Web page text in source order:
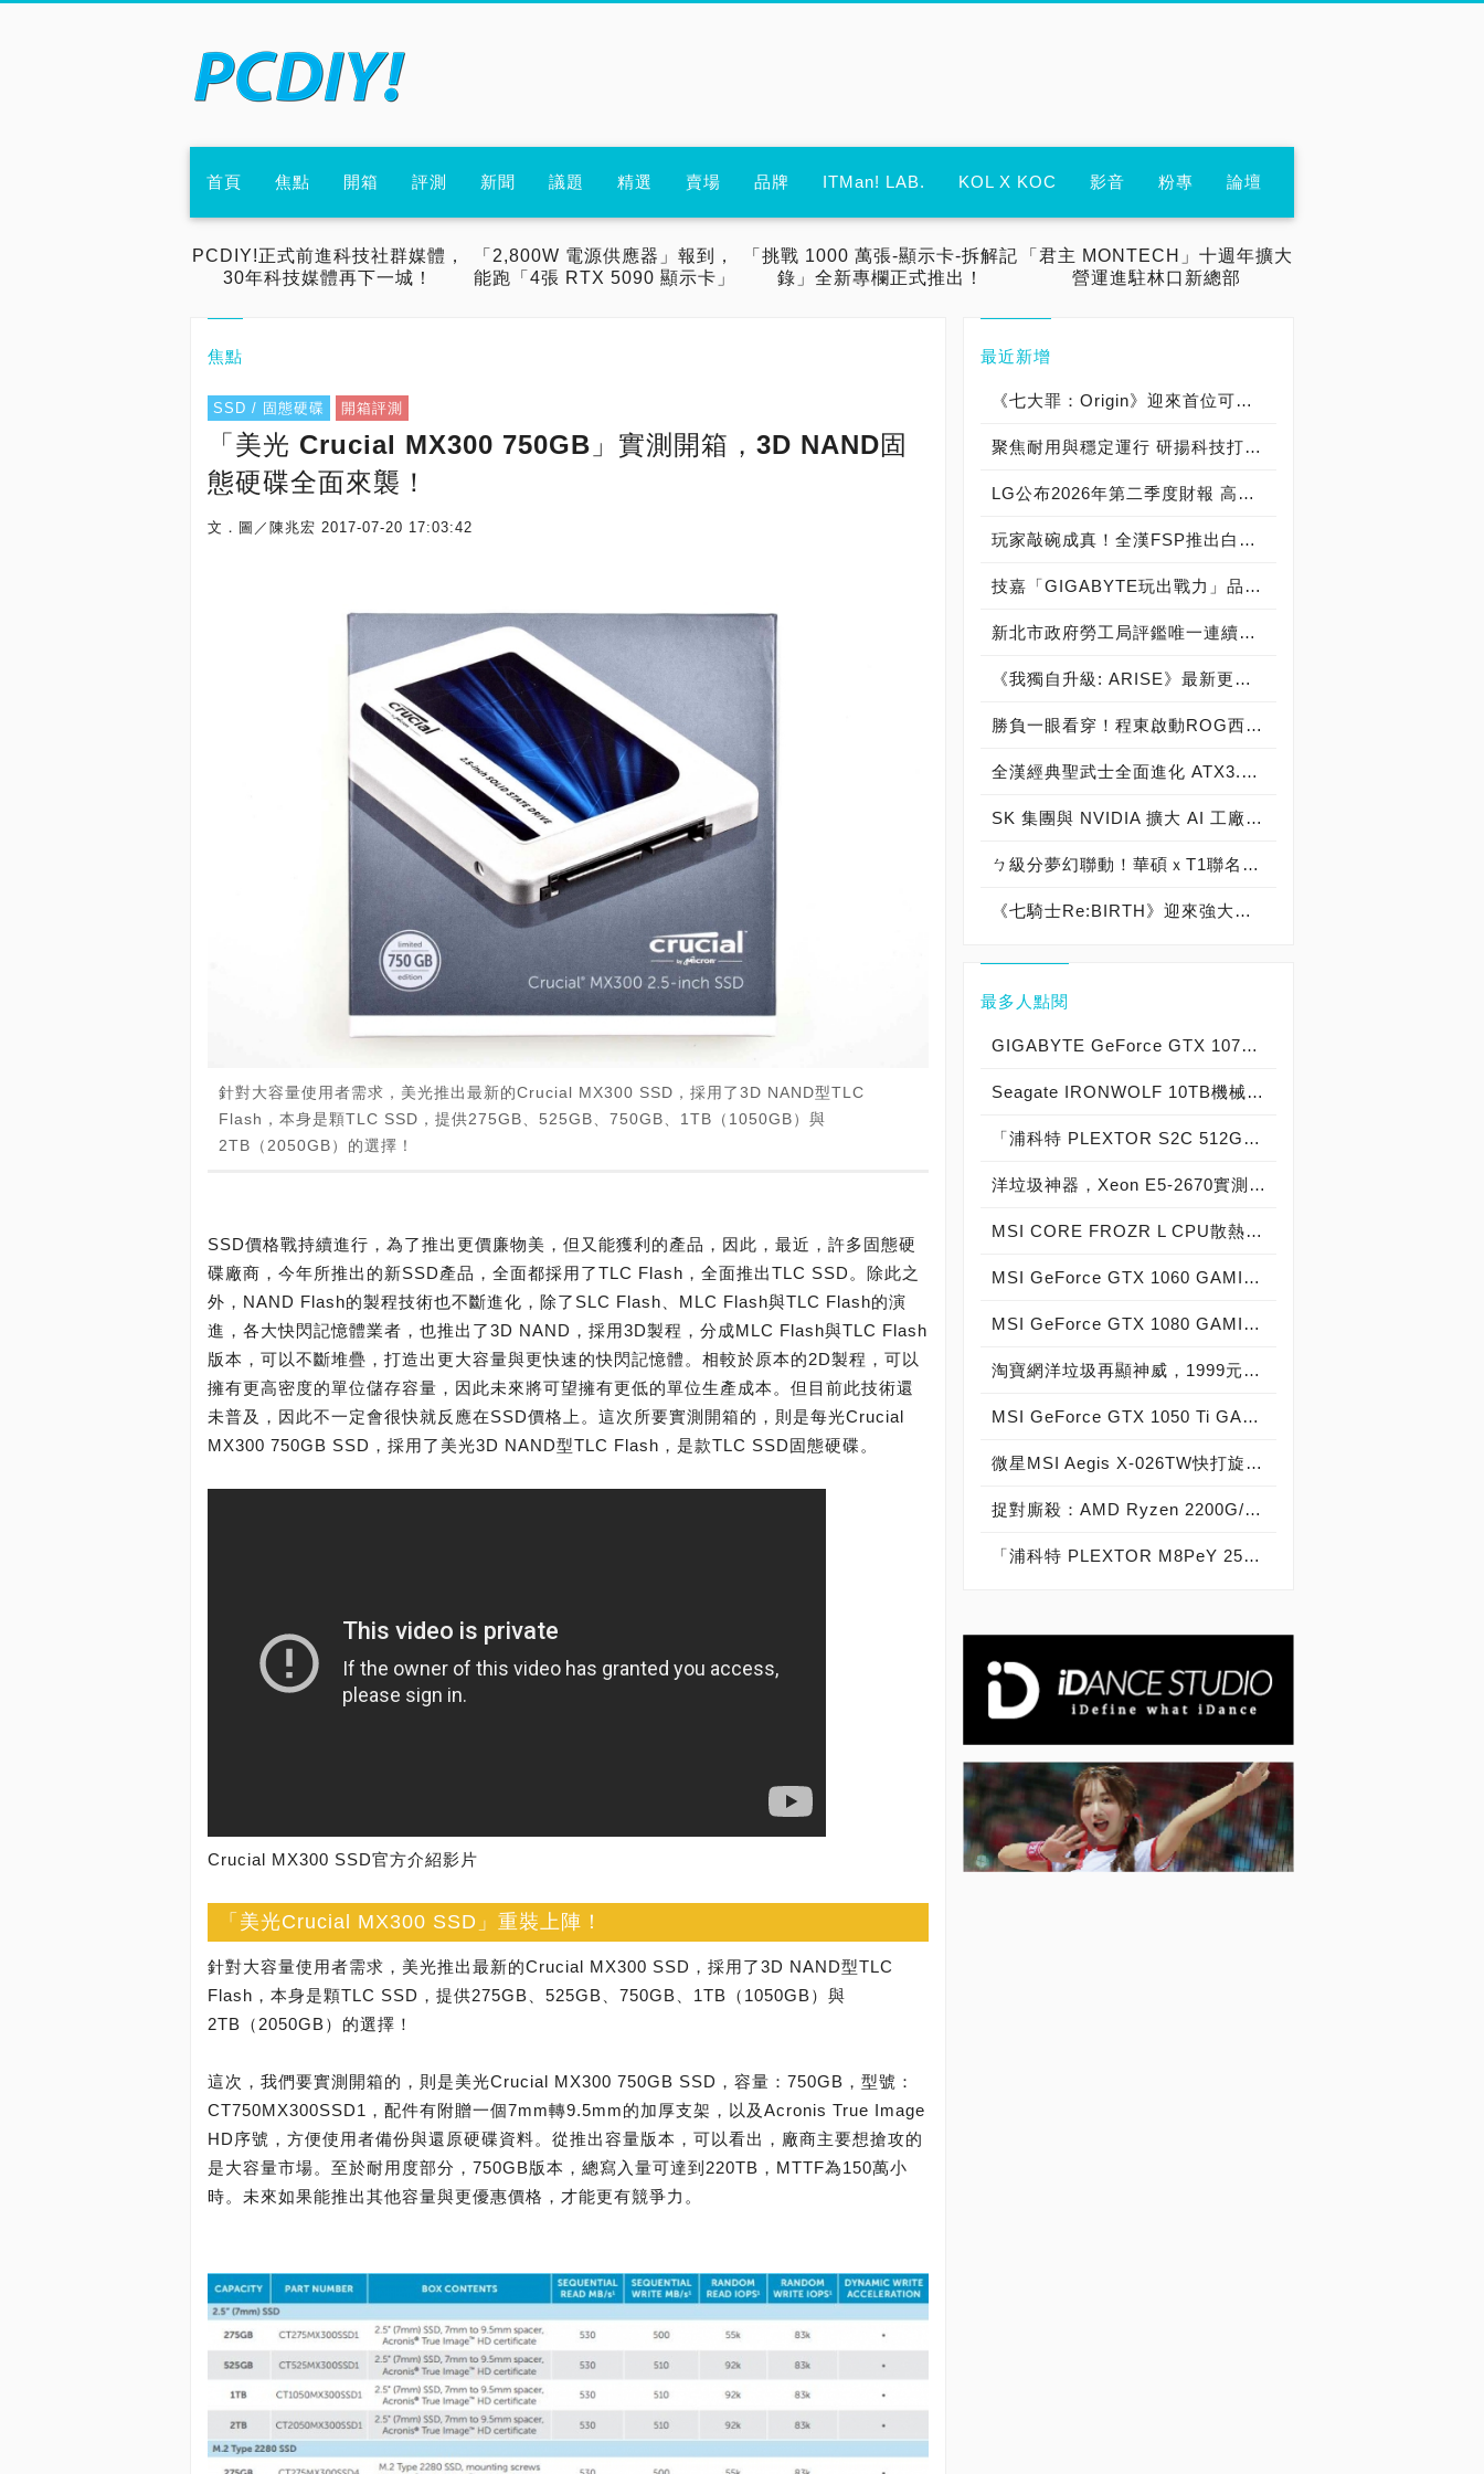
首頁 焦點 開箱 評測 新聞 議題 精選 賣場 品牌 ITMan! LAB. KOL X KOC 影音 粉專 論壇
PCDIY!正式前進科技社群媒體，
30年科技媒體再下一城！
「2,800W 電源供應器」報到，
能跑「4張 RTX 5090 顯示卡」
「挑戰 1000 萬張-顯示卡-拆解記
錄」全新專欄正式推出！
「君主 MONTECH」十週年擴大
營運進駐林口新總部
焦點
SSD / 固態硬碟 開箱評測
「美光 Crucial MX300 750GB」實測開箱，3D NAND固
態硬碟全面來襲！
文．圖／陳兆宏 2017-07-20 17:03:42
針對大容量使用者需求，美光推出最新的Crucial MX300 SSD，採用了3D NAND型TLC
Flash，本身是顆TLC SSD，提供275GB、525GB、750GB、1TB（1050GB）與
2TB（2050GB）的選擇！
SSD價格戰持續進行，為了推出更價廉物美，但又能獲利的產品，因此，最近，許多固態硬
碟廠商，今年所推出的新SSD產品，全面都採用了TLC Flash，全面推出TLC SSD。除此之
外，NAND Flash的製程技術也不斷進化，除了SLC Flash、MLC Flash與TLC Flash的演
進，各大快閃記憶體業者，也推出了3D NAND，採用3D製程，分成MLC Flash與TLC Flash
版本，可以不斷堆疊，打造出更大容量與更快速的快閃記憶體。相較於原本的2D製程，可以
擁有更高密度的單位儲存容量，因此未來將可望擁有更低的單位生產成本。但目前此技術還
未普及，因此不一定會很快就反應在SSD價格上。這次所要實測開箱的，則是每光Crucial
MX300 750GB SSD，採用了美光3D NAND型TLC Flash，是款TLC SSD固態硬碟。
Crucial MX300 SSD官方介紹影片
「美光Crucial MX300 SSD」重裝上陣！
針對大容量使用者需求，美光推出最新的Crucial MX300 SSD，採用了3D NAND型TLC
Flash，本身是顆TLC SSD，提供275GB、525GB、750GB、1TB（1050GB）與
2TB（2050GB）的選擇！
這次，我們要實測開箱的，則是美光Crucial MX300 750GB SSD，容量：750GB，型號：
CT750MX300SSD1，配件有附贈一個7mm轉9.5mm的加厚支架，以及Acronis True Image
HD序號，方便使用者備份與還原硬碟資料。從推出容量版本，可以看出，廠商主要想搶攻的
是大容量市場。至於耐用度部分，750GB版本，總寫入量可達到220TB，MTTF為150萬小
時。未來如果能推出其他容量與更優惠價格，才能更有競爭力。
最近新增
《七大罪：Origin》迎來首位可遊玩十誡角色「德里艾利」
聚焦耐用與穩定運行 研揚科技打造新一代 COM Express Type 6 模組
LG公布2026年第二季度財報 高附加價值產品銷售成長與成本競爭力提升，營業獲利年增 147%
玩家敲碗成真！全漢FSP推出白色 VITA PM MIT 1000W 靜音電源純白上市！ MIT 白金電源首度披上純白戰袍，支援 ATX 3.1、PCIe 5.1，10年保固！
技嘉「GIGABYTE玩出戰力」品牌活動8/3讓玩家「找到專屬配備」
新北市政府勞工局評鑑唯一連續三年獲獎企業！ 宏正三度榮膺新北市政府<友善移工企業>殊榮
《我獨自升級: ARISE》最新更新 成振宇覺醒闇影君主繼承者
勝負一眼看穿！程東啟動ROG西風之神 雙螢幕AI致勝全局
全漢經典聖武士全面進化 ATX3.1，價格不變！FSP VIC BD+ 電競入門最強銅牌電源！ ATX 3.1、全新壓紋線材、登錄享 5 年保固，打造新世代入門電競首選
SK 集團與 NVIDIA 擴大 AI 工廠與次世代記憶體策略合作 規模逾 5,000 億美元的 NVIDIA-SK AI 計畫（NVIDIA-SK AI Initiative）， 涵蓋 SK Telecom 最高達 2GW 的 AI 工廠，以及與 SK 海力士的長期 AI 記憶體合作
ㄅ級分夢幻聯動！華碩ｘT1聯名顯示卡全台盛大開賣
《七騎士Re:BIRTH》迎來強大的全新英雄[天劍]宣嵐 同步推出韓國主題劇情
最多人點閱
GIGABYTE GeForce GTX 1070 Xtreme Gaming實測開箱，電競級顯示卡中的頂尖之作！
Seagate IRONWOLF 10TB機械硬碟實測開箱，氦氣填充那嘶狼守護者NAS HDD
「浦科特 PLEXTOR S2C 512GB SSD」實測開箱，超值型固態硬碟中的優質好貨！
洋垃圾神器，Xeon E5-2670實測開箱大作戰！
MSI CORE FROZR L CPU散熱器實測開箱，微星電競產品再添新兵
MSI GeForce GTX 1060 GAMING X 6G實測開箱，玩家級電競顯示卡中的神兵利器！
MSI GeForce GTX 1080 GAMING X 8G實測開箱，史上最強大Pascal自製顯示卡全面來襲！
淘寶網洋垃圾再顯神威，1999元買到8核心16執行緒Xeon E5-2670神器級處理器！
MSI GeForce GTX 1050 Ti GAMING X 4G實測開箱，中階電競顯示卡中的玩家精品！
微星MSI Aegis X-026TW快打旋風V同梱版實測開箱，VR電競桌機的頂尖之作！
捉對廝殺：AMD Ryzen 2200G/2400G VS Intel Core i3-8100/i5-8400
「浦科特 PLEXTOR M8PeY 256GB、512GB、1TB」實測開箱，玩家級NVMe型PCIe 3.0 x4 SSD效能實測大作戰！